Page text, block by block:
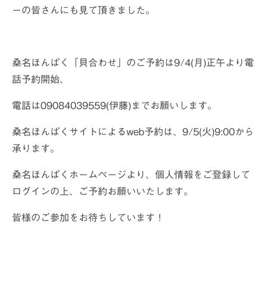
ーの皆さんにも見て頂きました。
桑名ほんぱく「貝合わせ」のご予約は9/4(月)正午より電
話予約開始、
電話は09084039559(伊藤)までお願いします。
桑名ほんぱくサイトによるweb予約は、9/5(火)9:00から
承ります。
桑名ほんぱくホームページより、個人情報をご登録して
ログインの上、ご予約お願いいたします。
皆様のご参加をお待ちしています！